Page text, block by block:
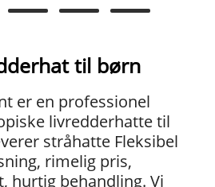
til børn
er en professionel
livredderhatte til
stråhatte Fleksibel
rimelig pris,
hurtig behandling. Vi